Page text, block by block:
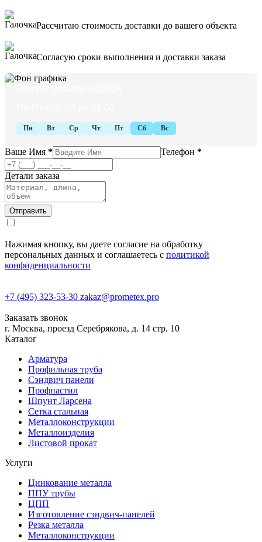
Ваше Имя * Телефон *
Детали заказа
Нажимая кнопку, вы даете согласие на обработку
персональных данных и соглашаетесь с политикой
конфиденциальности
Рассчитаю стоимость доставки до вашего объекта
Согласую сроки выполнения и доставки заказа
Пн Вт Ср Чт Пт Сб Вс
+7 (495) 323-53-30 zakaz@prometex.pro
Заказать звонок
г. Москва, проезд Серебрякова, д. 14 стр. 10
Каталог
Арматура
Профильная труба
Сэндвич панели
Профнастил
Шпунт Ларсена
Сетка стальная
Металлоконструкции
Металлоизделия
Листовой прокат
Услуги
Цинкование металла
ППУ трубы
ЦПП
Изготовление сэндвич-панелей
Резка металла
Металлоконструкции